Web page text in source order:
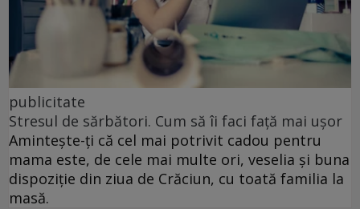
publicitate
Stresul de sărbători. Cum să îi faci față mai ușor
Amintește-ți că cel mai potrivit cadou pentru
mama este, de cele mai multe ori, veselia și buna
dispoziție din ziua de Crăciun, cu toată familia la
masă.